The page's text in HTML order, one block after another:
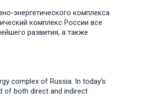
энергетического комплекса
комплекс России все
развития, а также
complex of Russia. In today’s
of both direct and indirect